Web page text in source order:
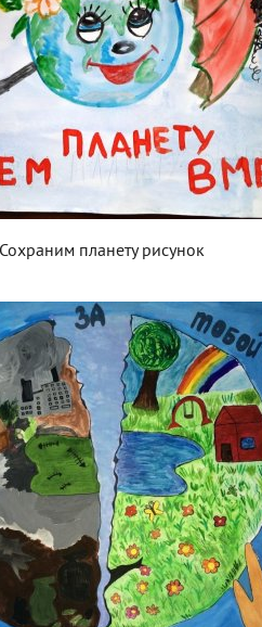
Сохраним планету рисунок